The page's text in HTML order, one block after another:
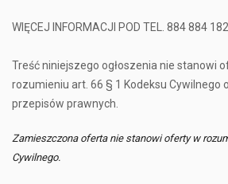
WIĘCEJ INFORMACJI POD TEL. 884 884 182
Treść niniejszego ogłoszenia nie stanowi
rozumieniu art. 66 § 1 Kodeksu Cywilnego
przepisów prawnych.
Zamieszczona oferta nie stanowi oferty w
Cywilnego.